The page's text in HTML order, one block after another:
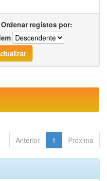
Ordenar registos por:
Anterior 1 Próxima